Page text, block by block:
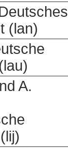
(lan)
A.